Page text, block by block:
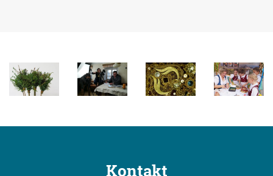
Kontakt